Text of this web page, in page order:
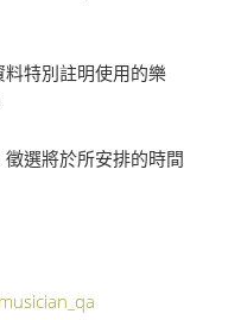
特別註明使用的樂
選將於所安排的時間